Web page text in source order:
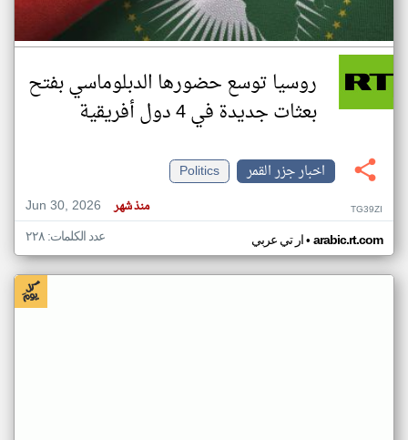
روسيا توسع حضورها الدبلوماسي بفتح
بعثات جديدة في 4 دول أفريقية
اخبار جزر القمر
Politics
Jun 30, 2026
منذ شهر TG39ZI
ار تي عربي• arabic.rt.com عدد الكلمات: ٢٢٨